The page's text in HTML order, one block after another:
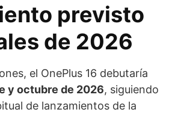
previsto
de 2026
el OnePlus 16 debutaría
y octubre de 2026, siguiendo
de lanzamientos de la